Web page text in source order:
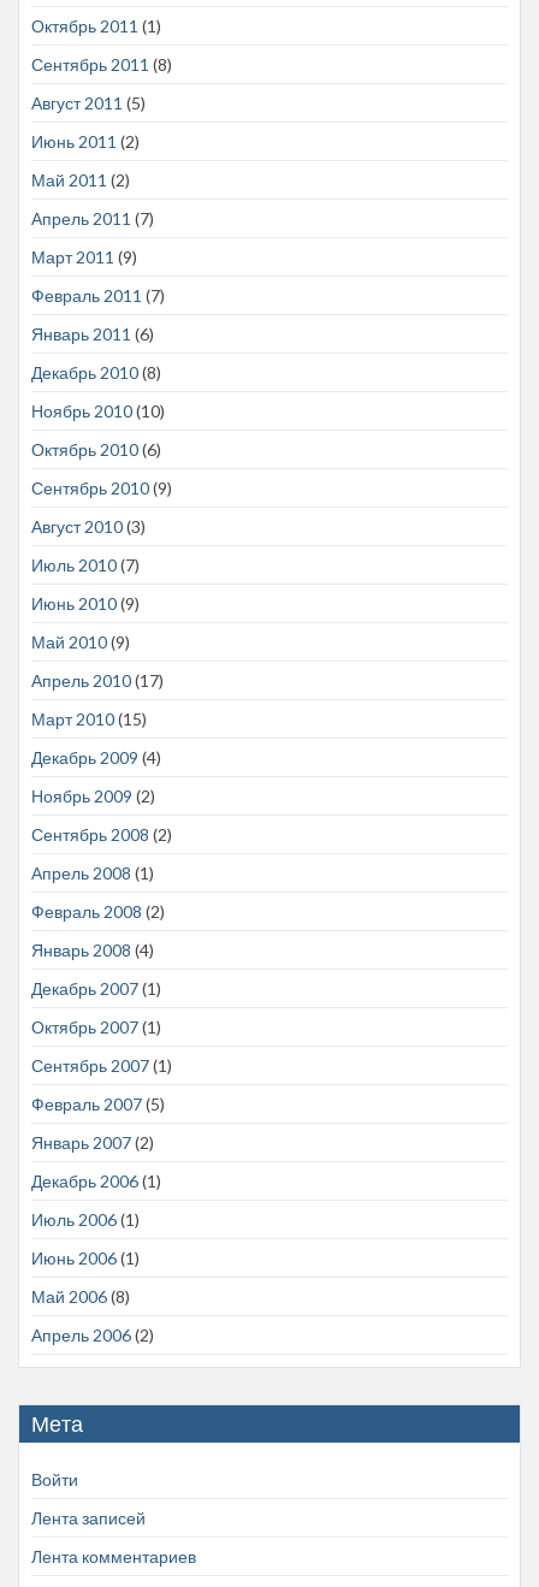
Октябрь 2011 (1)
Сентябрь 2011 (8)
Август 2011 (5)
Июнь 2011 (2)
Май 2011 (2)
Апрель 2011 (7)
Март 2011 (9)
Февраль 2011 (7)
Январь 2011 (6)
Декабрь 2010(8)
Ноябрь 2010(10)
Октябрь 2010(6)
Сентябрь 2010(9)
Август 2010(3)
Июль 2010(7)
Июнь 2010(9)
Май 2010(9)
Апрель 2010(17)
Март 2010(15)
Декабрь 2009 (4)
Ноябрь 2009 (2)
Сентябрь 2008 (2)
Апрель 2008 (1)
Февраль 2008 (2)
Январь 2008 (4)
Декабрь 2007(1)
Октябрь 2007(1)
Сентябрь 2007(1)
Февраль 2007(5)
Январь 2007(2)
Декабрь 2006(1)
Июль 2006(1)
Июнь 2006(1)
Май 2006(8)
Апрель 2006(2)
Мета
Войти
Лента записей
Лента комментариев